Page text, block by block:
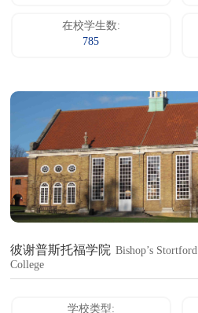
在校学生数:
785
彼谢普斯托福学院 Bishop’s Stortford
College
学校类型: